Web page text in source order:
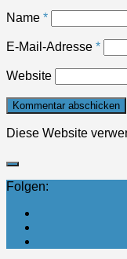
Name *
E-Mail-Adresse *
Website
Diese Website
Folgen: